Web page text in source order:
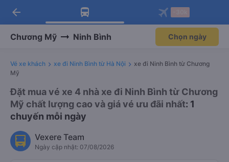
Tải app Vexere ngay!
Nhận ưu đãi thành viên độc
Mở app
Tải app Vexere
-30k/ghế khi đặt vé máy bay qua
Mở app
arrow_back
Chương Mỹ Ninh Bình Chọn ngày
Vé xe khách xe đi Ninh Bình từ Hà Nội
xe đi Ninh Bình từ Chương
Mỹ
Đặt mua vé xe 4 nhà xe đi Ninh Bình từ Chương
Mỹ chất lượng cao và giá vé ưu đãi nhất: 1
chuyến mỗi ngày
Vexere Team
Ngày cập nhật: 07/08/2026